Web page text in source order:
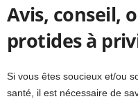
Avis, conseil,
protides à
Si vous êtes soucieux et/ou
santé, il est nécessaire de